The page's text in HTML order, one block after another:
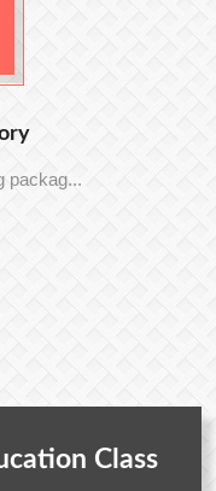
packag...
Class